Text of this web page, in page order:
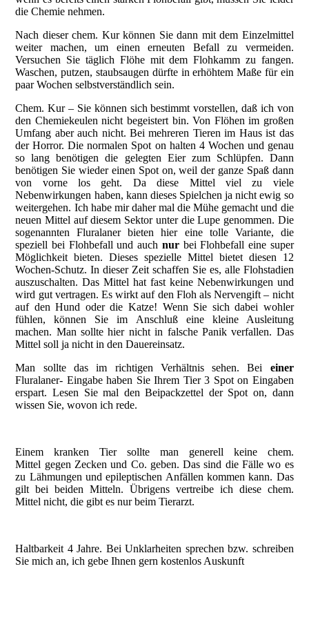
die Chemie nehmen.
Nach dieser chem. Kur können Sie dann mit dem Einzelmittel
weiter machen, um einen erneuten Befall zu vermeiden.
Versuchen Sie täglich Flöhe mit dem Flohkamm zu fangen.
Waschen, putzen, staubsaugen dürfte in erhöhtem Maße für ein
paar Wochen selbstverständlich sein.
Chem. Kur – Sie können sich bestimmt vorstellen, daß ich von
den Chemiekeulen nicht begeistert bin. Von Flöhen im großen
Umfang aber auch nicht. Bei mehreren Tieren im Haus ist das
der Horror. Die normalen Spot on halten 4 Wochen und genau
so lang benötigen die gelegten Eier zum Schlüpfen. Dann
benötigen Sie wieder einen Spot on, weil der ganze Spaß dann
von vorne los geht. Da diese Mittel viel zu viele
Nebenwirkungen haben, kann dieses Spielchen ja nicht ewig so
weitergehen. Ich habe mir daher mal die Mühe gemacht und die
neuen Mittel auf diesem Sektor unter die Lupe genommen. Die
sogenannten Fluralaner bieten hier eine tolle Variante, die
speziell bei Flohbefall und auch nurbei Flohbefall eine super
Möglichkeit bieten. Dieses spezielle Mittel bietet diesen 12
Wochen-Schutz. In dieser Zeit schaffen Sie es, alle Flohstadien
auszuschalten. Das Mittel hat fast keine Nebenwirkungen und
wird gut vertragen. Es wirkt auf den Floh als Nervengift – nicht
auf den Hund oder die Katze! Wenn Sie sich dabei wohler
fühlen, können Sie im Anschluß eine kleine Ausleitung
machen. Man sollte hier nicht in falsche Panik verfallen. Das
Mittel soll ja nicht in den Dauereinsatz.
Man sollte das im richtigen Verhältnis sehen. Bei einer
Fluralaner- Eingabe haben Sie Ihrem Tier 3 Spot on Eingaben
erspart. Lesen Sie mal den Beipackzettel der Spot on, dann
wissen Sie, wovon ich rede.
Einem kranken Tier sollte man generell keine chem.
Mittel gegen Zecken und Co. geben. Das sind die Fälle wo es
zu Lähmungen und epileptischen Anfällen kommen kann. Das
gilt bei beiden Mitteln. Übrigens vertreibe ich diese chem.
Mittel nicht, die gibt es nur beim Tierarzt.
Haltbarkeit 4 Jahre. Bei Unklarheiten sprechen bzw. schreiben
Sie mich an, ich gebe Ihnen gern kostenlos Auskunft